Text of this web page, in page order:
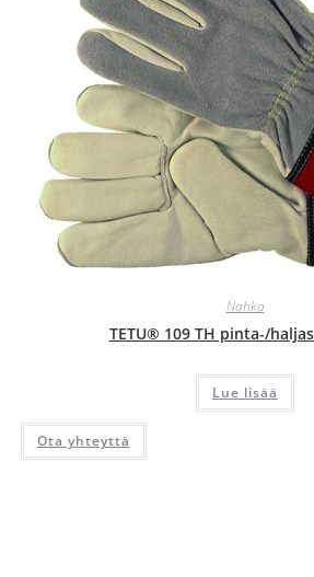
Nahka
TETU® 109 TH pinta-/
Lue lisää
Ota yhteyttä